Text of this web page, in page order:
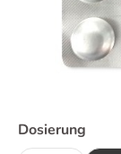
Dosierung